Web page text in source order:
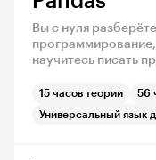
Вы с нуля
научитесь писать
функции и работу
на практических
15 часов теории 56
Универсальный язык